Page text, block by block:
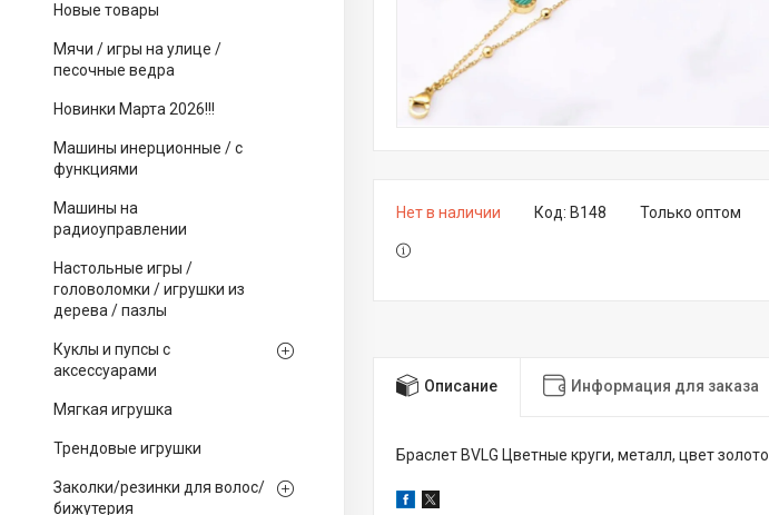
Новые товары
Мячи / игры на улице /
песочные ведра
Новинки Марта 2026!!!
Машины инерционные / с
функциями
Машины на
радиоуправлении
Настольные игры /
головоломки / игрушки из
дерева / пазлы
Куклы и пупсы с
аксессуарами
Мягкая игрушка
Трендовые игрушки
Заколки/резинки для волос/
бижутерия
Нет в наличии Только оптом
Код: B148
Описание Информация для заказа
Браслет BVLG Цветные круги, металл, цвет золото